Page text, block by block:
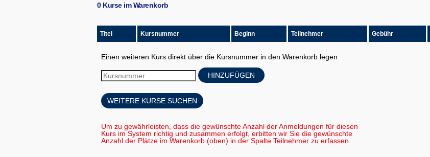
0 Kurse im Warenkorb
Titel Kursnummer Beginn Teilnehmer Gebühr
Einen weiteren Kurs direkt über die Kursnummer in den Warenkorb legen
HINZUFÜGEN
WEITERE KURSE SUCHEN
Um zu gewährleisten, dass die gewünschte Anzahl der Anmeldungen für diesen
Kurs im System richtig und zusammen erfolgt, erbitten wir Sie die gewünschte
Anzahl der Plätze im Warenkorb (oben) in der Spalte Teilnehmer zu erfassen.